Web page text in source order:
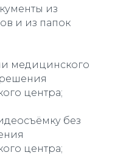
из
и из папок
медицинского
центра;
без
центра;